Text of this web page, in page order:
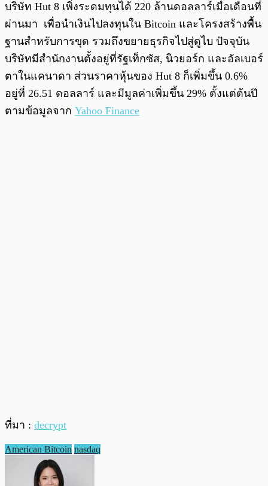
บริษัท Hut 8 เพิ่งระดมทุนได้ 220 ล้านดอลลาร์เมื่อเดือนที่
ผ่านมา เพื่อนำเงินไปลงทุนใน Bitcoin และโครงสร้างพื้น
ฐานสำหรับการขุด รวมถึงขยายธุรกิจไปสู่ดูไบ ปัจจุบัน
บริษัทมีสำนักงานตั้งอยู่ที่รัฐเท็กซัส, นิวยอร์ก และอัลเบอร์
ตาในแคนาดา ส่วนราคาหุ้นของ Hut 8 ก็เพิ่มขึ้น 0.6%
อยู่ที่ 26.51 ดอลลาร์ และมีมูลค่าเพิ่มขึ้น 29% ตั้งแต่ต้นปี
ตามข้อมูลจาก Yahoo Finance
ที่มา : decrypt
American Bitcoin nasdaq